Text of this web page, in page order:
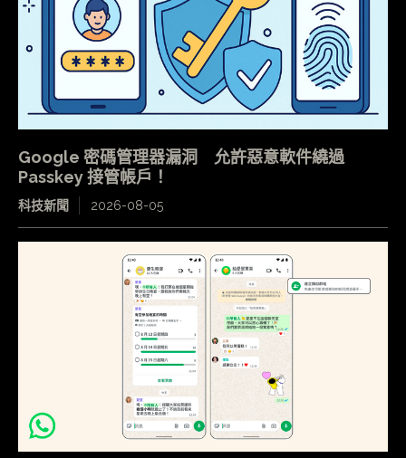
Google 密碼管理器漏洞 允許惡意軟件繞過
Passkey 接管帳戶！
科技新聞 2026-08-05